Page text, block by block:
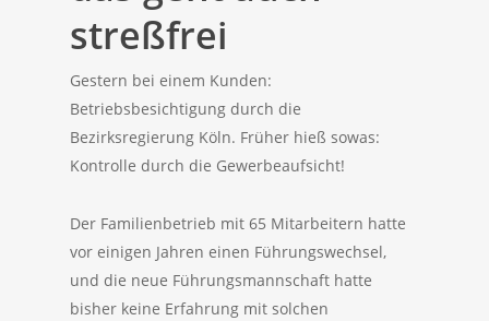
streßfrei
Gestern bei einem Kunden:
Betriebsbesichtigung durch die
Bezirksregierung Köln. Früher hieß sowas:
Kontrolle durch die Gewerbeaufsicht!
Der Familienbetrieb mit 65 Mitarbeitern hatte
vor einigen Jahren einen Führungswechsel,
und die neue Führungsmannschaft hatte
bisher keine Erfahrung mit solchen